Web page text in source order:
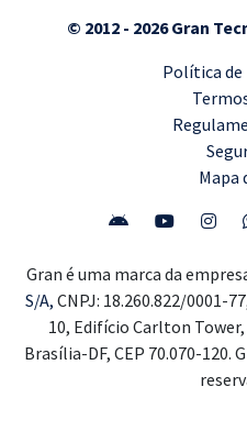
© 2012 - 2026 Gran
Política de
Mapa
Gran é uma marca da
S/A, CNPJ: 18.260.822/0001-
10, Edifício Carlton Tower,
Brasília-DF, CEP 70.070-120.